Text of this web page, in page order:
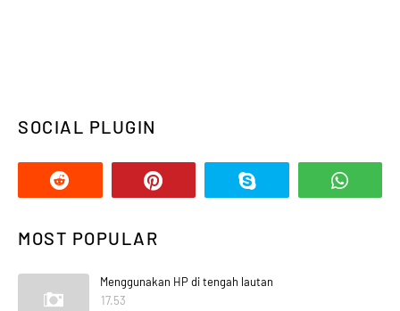
SOCIAL PLUGIN
MOST POPULAR
Menggunakan HP di tengah lautan
17.53